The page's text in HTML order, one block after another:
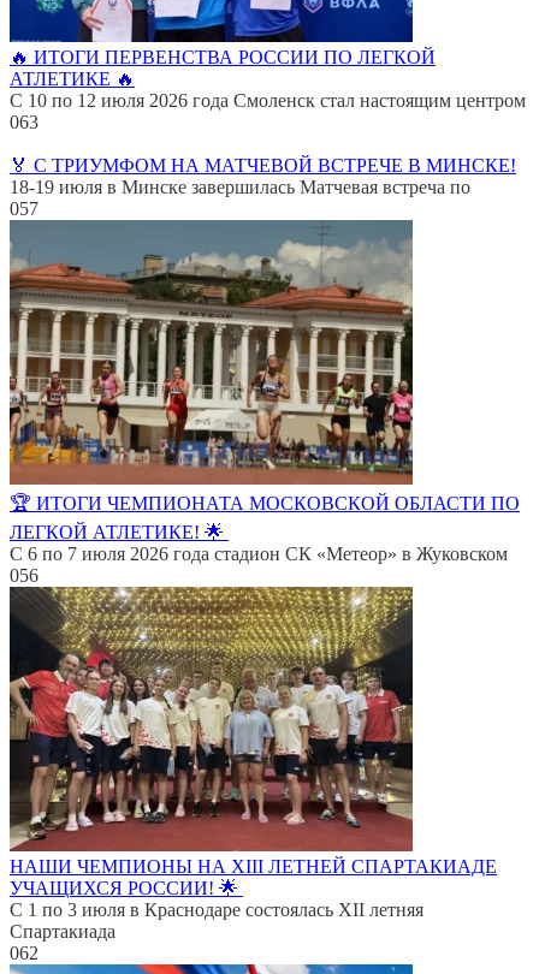
🔥 ИТОГИ ПЕРВЕНСТВА РОССИИ ПО ЛЕГКОЙ
АТЛЕТИКЕ 🔥
С 10 по 12 июля 2026 года Смоленск стал настоящим центром
063
🏅 С ТРИУМФОМ НА МАТЧЕВОЙ ВСТРЕЧЕ В МИНСКЕ!
18-19 июля в Минске завершилась Матчевая встреча по
057
🏆 ИТОГИ ЧЕМПИОНАТА МОСКОВСКОЙ ОБЛАСТИ ПО
ЛЕГКОЙ АТЛЕТИКЕ! 🌟
С 6 по 7 июля 2026 года стадион СК «Метеор» в Жуковском
056
НАШИ ЧЕМПИОНЫ НА XIII ЛЕТНЕЙ СПАРТАКИАДЕ
УЧАЩИХСЯ РОССИИ! 🌟
С 1 по 3 июля в Краснодаре состоялась XII летняя
Спартакиада
062